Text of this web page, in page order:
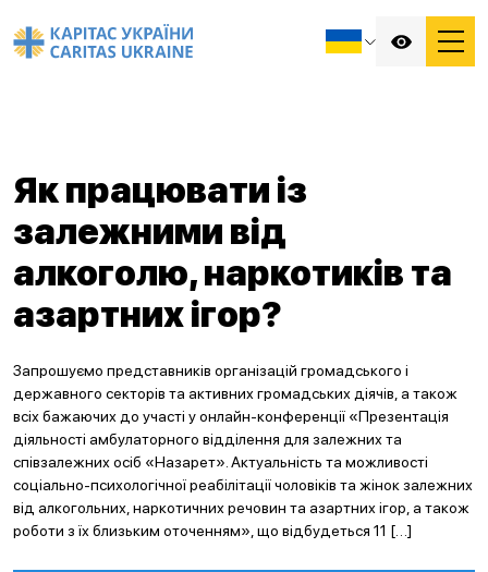
Як працювати із
залежними від
алкоголю, наркотиків та
азартних ігор?
Запрошуємо представників організацій громадського і
державного секторів та активних громадських діячів, а також
всіх бажаючих до участі у онлайн-конференції «Презентація
діяльності амбулаторного відділення для залежних та
співзалежних осіб «Назарет». Актуальність та можливості
соціально-психологічної реабілітації чоловіків та жінок залежних
від алкогольних, наркотичних речовин та азартних ігор, а також
роботи з їх близьким оточенням», що відбудеться 11 […]